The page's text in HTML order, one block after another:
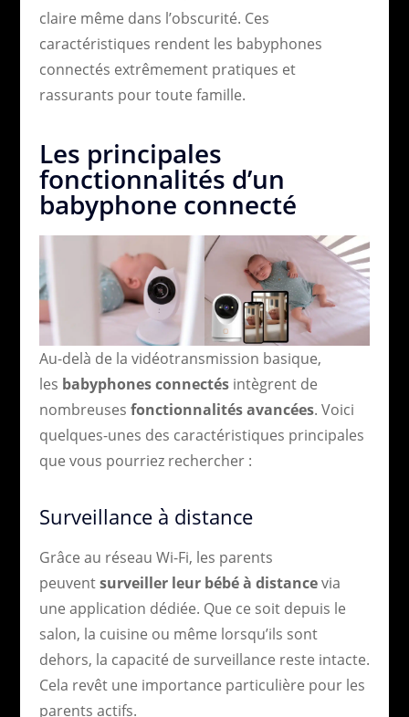
claire même dans l’obscurité. Ces
caractéristiques rendent les babyphones
connectés extrêmement pratiques et
rassurants pour toute famille.
Les principales
fonctionnalités d’un
babyphone connecté
Au-delà de la vidéotransmission basique,
les babyphones connectésintègrent de
nombreuses fonctionnalités avancées. Voici
quelques-unes des caractéristiques principales
que vous pourriez rechercher :
Surveillance à distance
Grâce au réseau Wi-Fi, les parents
peuventsurveiller leur bébé à distancevia
une application dédiée. Que ce soit depuis le
salon, la cuisine ou même lorsqu’ils sont
dehors, la capacité de surveillance reste intacte.
Cela revêt une importance particulière pour les
parents actifs.